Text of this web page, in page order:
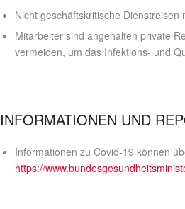
Nicht geschäftskritische
Mitarbeiter sind angehalten private
vermeiden, um das Infektions- und
INFORMATIONEN UND
Informationen zu Covid-19 können
https://